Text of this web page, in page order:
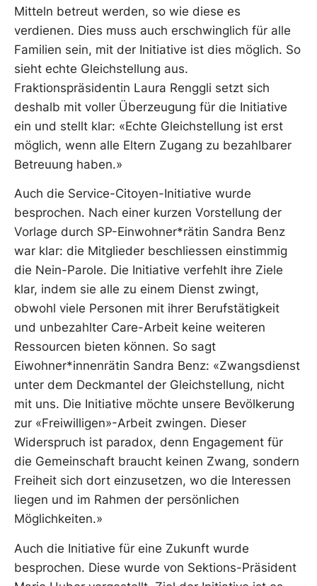
Mitteln betreut werden, so wie diese es
verdienen. Dies muss auch erschwinglich für alle
Familien sein, mit der Initiative ist dies möglich. So
sieht echte Gleichstellung aus.
Fraktionspräsidentin Laura Renggli setzt sich
deshalb mit voller Überzeugung für die Initiative
ein und stellt klar: «Echte Gleichstellung ist erst
möglich, wenn alle Eltern Zugang zu bezahlbarer
Betreuung haben.»
Auch die Service-Citoyen-Initiative wurde
besprochen. Nach einer kurzen Vorstellung der
Vorlage durch SP-Einwohner*rätin Sandra Benz
war klar: die Mitglieder beschliessen einstimmig
die Nein-Parole. Die Initiative verfehlt ihre Ziele
klar, indem sie alle zu einem Dienst zwingt,
obwohl viele Personen mit ihrer Berufstätigkeit
und unbezahlter Care-Arbeit keine weiteren
Ressourcen bieten können. So sagt
Eiwohner*innenrätin Sandra Benz: «Zwangsdienst
unter dem Deckmantel der Gleichstellung, nicht
mit uns. Die Initiative möchte unsere Bevölkerung
zur «Freiwilligen»-Arbeit zwingen. Dieser
Widerspruch ist paradox, denn Engagement für
die Gemeinschaft braucht keinen Zwang, sondern
Freiheit sich dort einzusetzen, wo die Interessen
liegen und im Rahmen der persönlichen
Möglichkeiten.»
Auch die Initiative für eine Zukunft wurde
besprochen. Diese wurde von Sektions-Präsident